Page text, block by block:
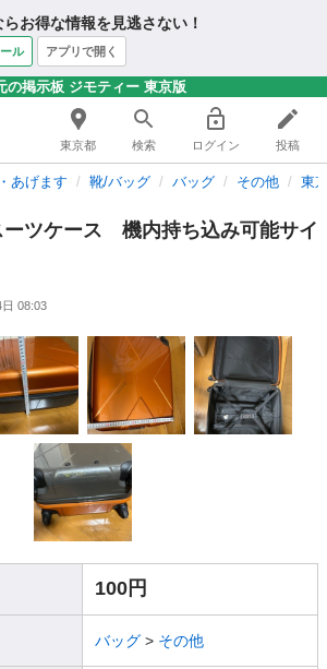
らお得な情報を見逃さない！
ル アプリで開く
の掲示板 ジモティー 東京版
東京都 検索 ログイン 投稿
あげます 靴/バッグ バッグ その他 東
ーツケース 機内持ち込み可能サイ
08:03
100円
バッグ > その他